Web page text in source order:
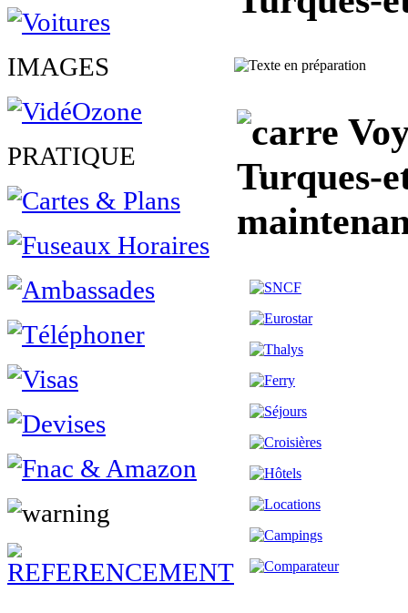
IMAGES
PRATIQUE
Turques-